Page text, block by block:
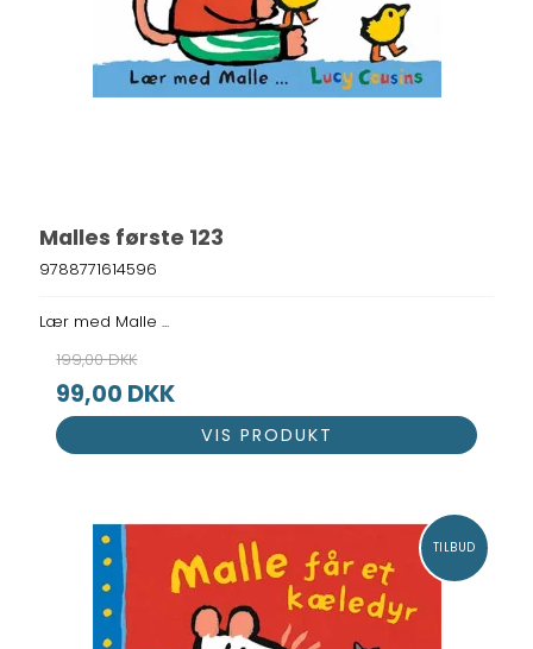
Malles første 123
9788771614596
Lær med Malle ...
199,00 DKK
99,00 DKK
VIS PRODUKT
TILBUD